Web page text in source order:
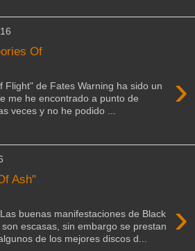
Of
›
Flight" de Fates Warning ha sido un
me he encontrado a punto de
veces y no he podido ...
Ash"
›
buenas manifestaciones de Black
escasas, sin embargo se prestan
de los mejores discos d...